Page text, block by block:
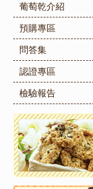
葡萄乾介紹
預購專區
問答集
認證專區
檢驗報告